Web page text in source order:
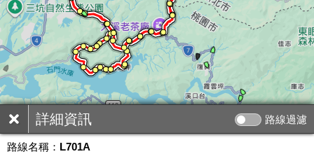
詳細資訊 路線過濾
路線名稱： L701A